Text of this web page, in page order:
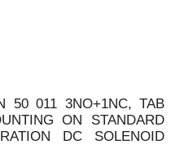
50 011 3NO+1NC, TAB
ON STANDARD
DC SOLENOID